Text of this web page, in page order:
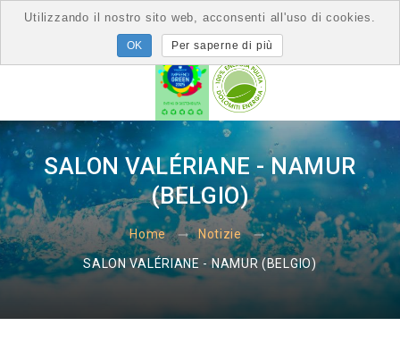
SALON VALÉRIANE - NAMUR
(BELGIO)
Home Notizie
SALON VALÉRIANE - NAMUR (BELGIO)
Utilizzando il nostro sito web, acconsenti all'uso di cookies.
Per saperne di più